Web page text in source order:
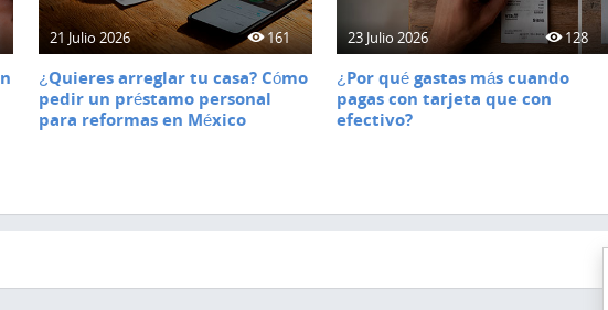
21 Julio 2026 161
¿Quieres arreglar tu casa? Cómo
pedir un préstamo personal
para reformas en México
23 Julio 2026 128
¿Por qué gastas más cuando
pagas con tarjeta que con
efectivo?